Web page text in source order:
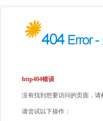
http404错误
没有找到您要访问的页面，
请尝试以下操作：